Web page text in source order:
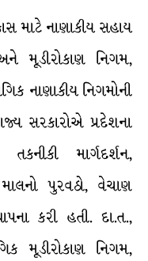
માટે નાણાકીય સહાય
મૂડીરોકાણ નિગમ,
નાણાકીય નિગમોની
સરકારોએ પ્રદેશના
માર્ગદર્શન,
પુરવઠો, વેચાણ
કરી હતી. દા.ત.,
મૂડીરોકાણ નિગમ,